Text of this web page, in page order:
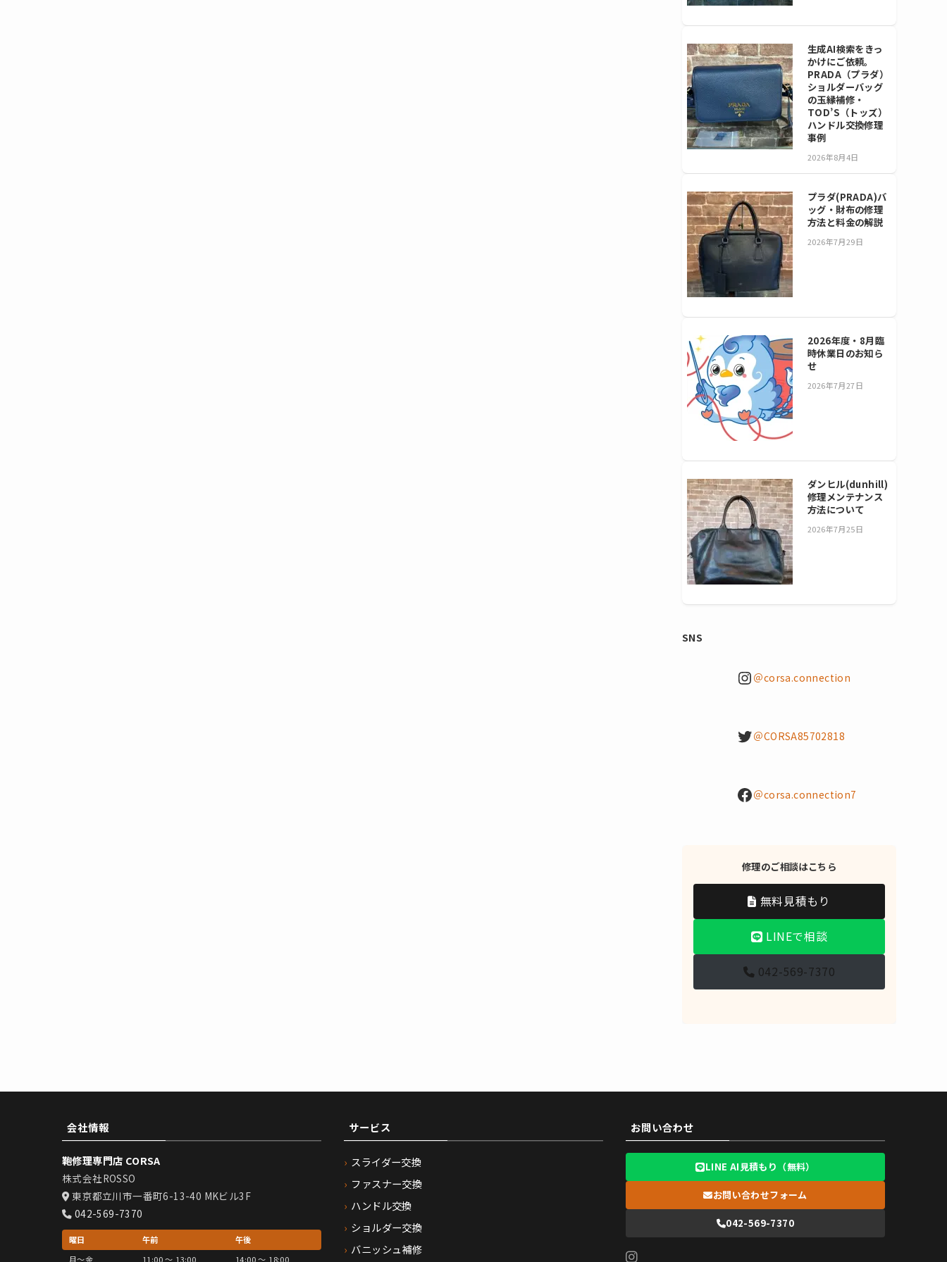
生成AI検索をきっ
かけにご依頼。
PRADA（プラダ）
ショルダーバッグ
の玉縁補修・
TOD’S（トッズ）
ハンドル交換修理
事例
2026年8月4日
プラダ(PRADA)バ
ッグ・財布の修理
方法と料金の解説
2026年7月29日
2026年度・8月臨
時休業日のお知ら
せ
2026年7月27日
ダンヒル(dunhill)
修理メンテナンス
方法について
2026年7月25日
SNS
Instagram ＠corsa.connection
Twitter ＠CORSA85702818
Facebook ＠corsa.connection7
修理のご相談はこちら
無料見積もり
LINEで相談
042-569-7370
会社情報
鞄修理専門店 CORSA
株式会社ROSSO
東京都立川市一番町6-13-40 MKビル3F
042-569-7370
曜日 午前
午後
月〜金
11:00 〜 13:00 14:00 〜 18:00
サービス
スライダー交換
ファスナー交換
ハンドル交換
ショルダー交換
バニッシュ補修
お問い合わせ
LINE AI見積もり（無料）
お問い合わせフォーム
042-569-7370